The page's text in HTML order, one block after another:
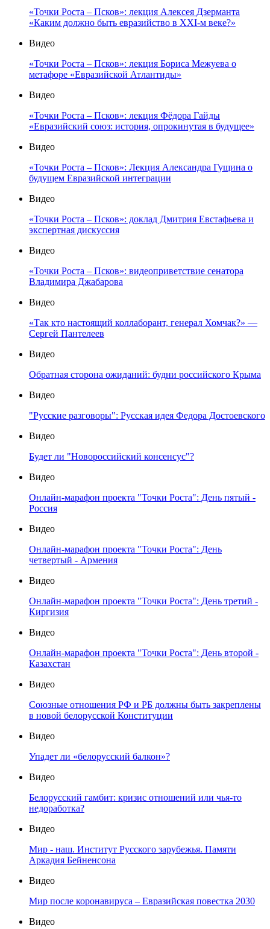
«Точки Роста – Псков»: лекция Алексея Дзерманта
«Каким должно быть евразийство в XXI-м веке?»
Видео
«Точки Роста – Псков»: лекция Бориса Межуева о
метафоре «Евразийской Атлантиды»
Видео
«Точки Роста – Псков»: лекция Фёдора Гайды
«Евразийский союз: история, опрокинутая в будущее»
Видео
«Точки Роста – Псков»: Лекция Александра Гущина о
будущем Евразийской интеграции
Видео
«Точки Роста – Псков»: доклад Дмитрия Евстафьева и
экспертная дискуссия
Видео
«Точки Роста – Псков»: видеоприветствие сенатора
Владимира Джабарова
Видео
«Так кто настоящий коллаборант, генерал Хомчак?» —
Сергей Пантелеев
Видео
Обратная сторона ожиданий: будни российского Крыма
Видео
"Русские разговоры": Русская идея Федора Достоевского
Видео
Будет ли "Новороссийский консенсус"?
Видео
Онлайн-марафон проекта "Точки Роста": День пятый -
Россия
Видео
Онлайн-марафон проекта "Точки Роста": День
четвертый - Армения
Видео
Онлайн-марафон проекта "Точки Роста": День третий -
Киргизия
Видео
Онлайн-марафон проекта "Точки Роста": День второй -
Казахстан
Видео
Союзные отношения РФ и РБ должны быть закреплены
в новой белорусской Конституции
Видео
Упадет ли «белорусский балкон»?
Видео
Белорусский гамбит: кризис отношений или чья-то
недоработка?
Видео
Мир - наш. Институт Русского зарубежья. Памяти
Аркадия Бейненсона
Видео
Мир после коронавируса – Евразийская повестка 2030
Видео